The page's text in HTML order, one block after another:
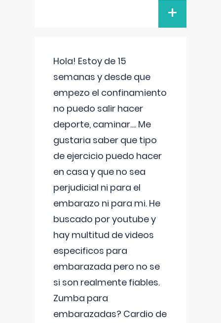
+
Hola! Estoy de 15
semanas y desde que
empezo el confinamiento
no puedo salir hacer
deporte, caminar.... Me
gustaria saber que tipo
de ejercicio puedo hacer
en casa y que no sea
perjudicial ni para el
embarazo ni para mi. He
buscado por youtube y
hay multitud de videos
especificos para
embarazada pero no se
si son realmente fiables.
Zumba para
embarazadas? Cardio de